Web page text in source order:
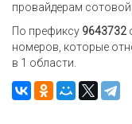
провайдерам
По префиксу 9643732
номеров, которые
в 1 области.